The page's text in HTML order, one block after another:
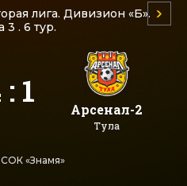
лига. Дивизион «Б».
3 . 6 тур.
1 Арсенал-2
Тула
«Знамя»